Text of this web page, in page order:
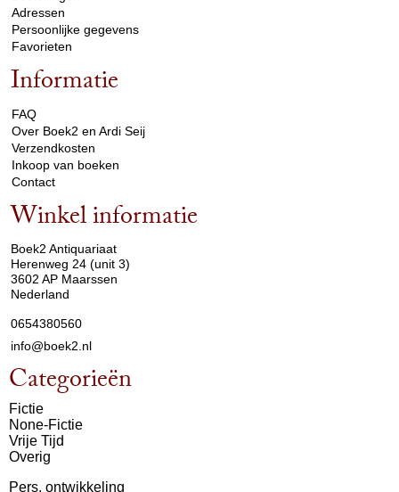
Adressen
Persoonlijke gegevens
Favorieten
Informatie
FAQ
Over Boek2 en Ardi Seij
Verzendkosten
Inkoop van boeken
Contact
Winkel informatie
Boek2 Antiquariaat
Herenweg 24 (unit 3)
3602 AP Maarssen
Nederland
0654380560
info@boek2.nl
Categorieën
Fictie
None-Fictie
Vrije Tijd
Overig
Pers. ontwikkeling